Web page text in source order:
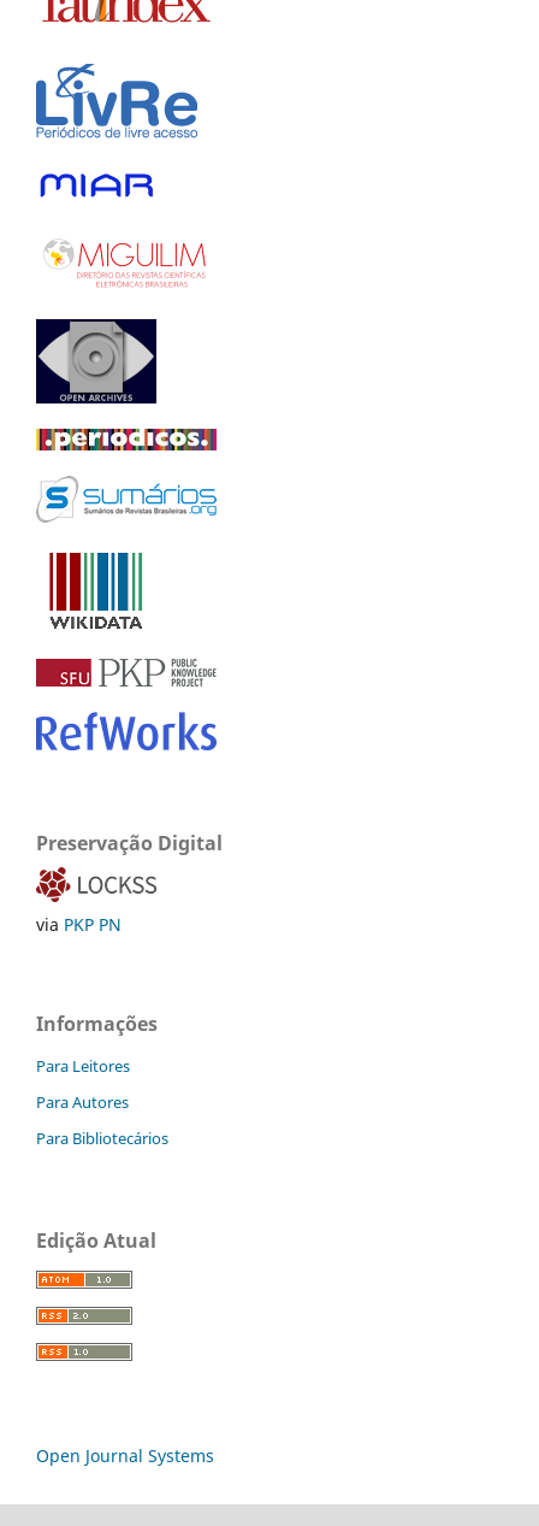
Preservação Digital
via PKP PN
Informações
Para Leitores
Para Autores
Para Bibliotecários
Edição Atual
Open Journal Systems